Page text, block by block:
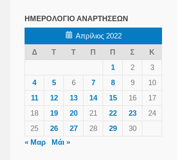
ΗΜΕΡΟΛΌΓΙΟ ΑΝΑΡΤΉΣΕΩΝ
Απρίλιος 2022
Δ
Τ Τ Π Π Σ
Κ
1
2
3
4
5 6 7 8 9
10
11
12 13 14 15 16
17
18
19 20 21 22 23
24
25
26 27 28 29
30
« Μαρ
Μάι »